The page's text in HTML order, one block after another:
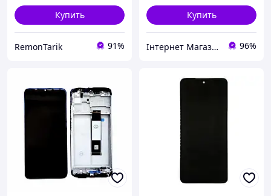
Купить
RemonTarik 91%
Купить
Інтернет Магазин "max-it.com.ua" 96%